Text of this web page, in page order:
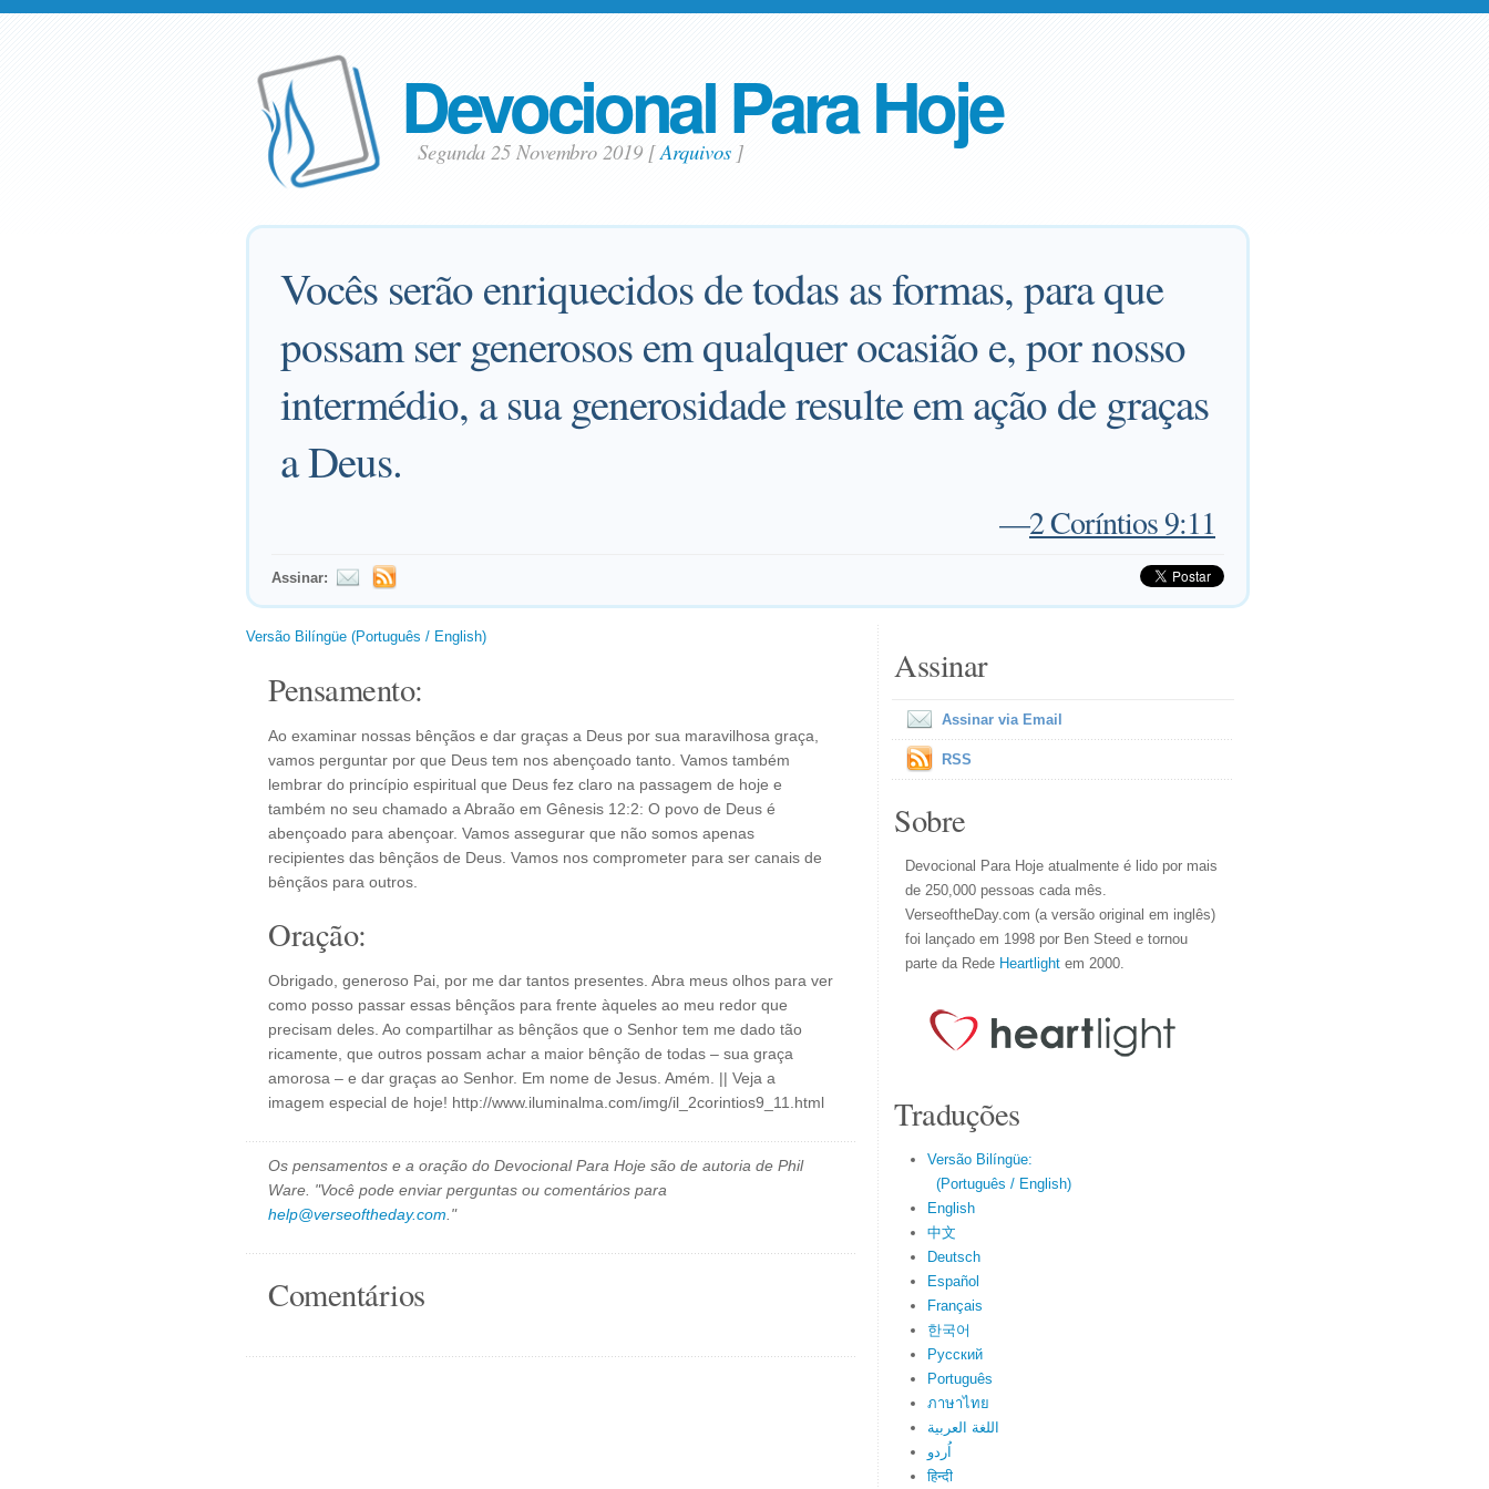
Devocional Para Hoje
Segunda 25 Novembro 2019 [Arquivos]
Vocês serão enriquecidos de todas as formas, para que
possam ser generosos em qualquer ocasião e, por nosso
intermédio, a sua generosidade resulte em ação de graças
a Deus.
—2 Coríntios 9:11
Assinar:
Versão Bilíngüe (Português / English)
Pensamento:
Ao examinar nossas bênçãos e dar graças a Deus por sua maravilhosa graça,
vamos perguntar por que Deus tem nos abençoado tanto. Vamos também
lembrar do princípio espiritual que Deus fez claro na passagem de hoje e
também no seu chamado a Abraão em Gênesis 12:2: O povo de Deus é
abençoado para abençoar. Vamos assegurar que não somos apenas
recipientes das bênçãos de Deus. Vamos nos comprometer para ser canais de
bênçãos para outros.
Oração:
Obrigado, generoso Pai, por me dar tantos presentes. Abra meus olhos para ver
como posso passar essas bênçãos para frente àqueles ao meu redor que
precisam deles. Ao compartilhar as bênçãos que o Senhor tem me dado tão
ricamente, que outros possam achar a maior bênção de todas – sua graça
amorosa – e dar graças ao Senhor. Em nome de Jesus. Amém. || Veja a
imagem especial de hoje! http://www.iluminalma.com/img/il_2corintios9_11.html
Os pensamentos e a oração do Devocional Para Hoje são de autoria de Phil
Ware. "Você pode enviar perguntas ou comentários para
help@verseoftheday.com ."
Comentários
Assinar
Assinar via Email
RSS
Sobre
Devocional Para Hoje atualmente é lido por mais
de 250,000 pessoas cada mês.
VerseoftheDay.com (a versão original em inglês)
foi lançado em 1998 por Ben Steed e tornou
parte da Rede Heartlight em 2000.
Traduções
Versão Bilíngüe:
(Português / English)
English
中文
Deutsch
Español
Français
한국어
Русский
Português
ภาษาไทย
اللغة العربية
اُردو
हिन्दी